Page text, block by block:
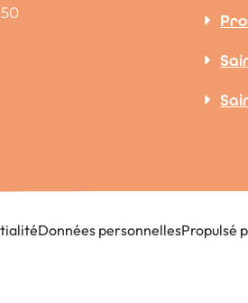
Données personnellesPropulsé